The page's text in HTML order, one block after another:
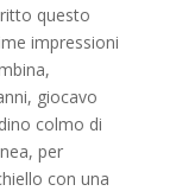
questo
impressioni
giocavo
colmo di
per
con una